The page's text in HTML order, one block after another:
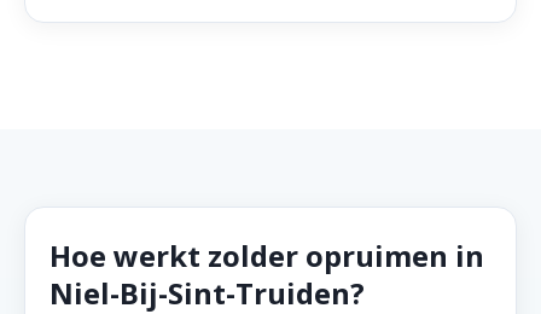
Hoe werkt zolder opruimen in
Niel-Bij-Sint-Truiden?